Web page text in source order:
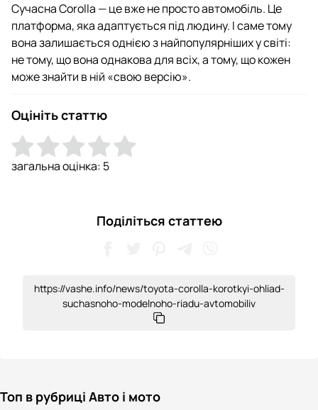
Сучасна Corolla — це вже не просто автомобіль. Це
платформа, яка адаптується під людину. І саме тому
вона залишається однією з найпопулярніших у світі:
не тому, що вона однакова для всіх, а тому, що кожен
може знайти в ній «свою версію».
Оцініть статтю
загальна оцінка: 5
Поділіться статтею
https://vashe.info/news/toyota-corolla-korotkyi-ohliad-
suchasnoho-modelnoho-riadu-avtomobiliv
Топ в рубриці Авто і мото